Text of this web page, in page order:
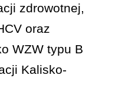
zdrowotnej,
oraz
WZW typu B
Kalisko-